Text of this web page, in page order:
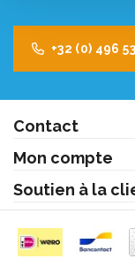
+32 (0) 496
Contact
Mon compte
Soutien à la